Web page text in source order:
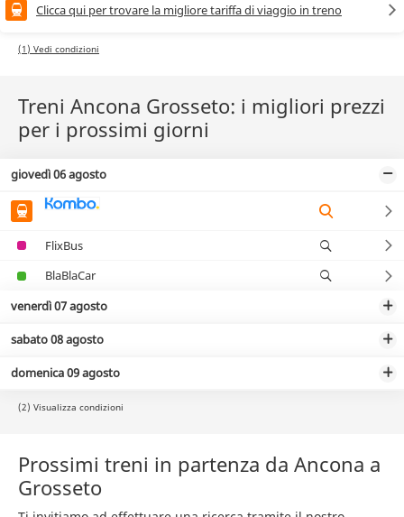
Clicca qui per trovare la migliore tariffa di viaggio in treno
(1) Vedi condizioni
Treni Ancona Grosseto: i migliori prezzi
per i prossimi giorni
giovedì 06 agosto
FlixBus
BlaBlaCar
venerdì 07 agosto
sabato 08 agosto
domenica 09 agosto
(2) Visualizza condizioni
Prossimi treni in partenza da Ancona a
Grosseto